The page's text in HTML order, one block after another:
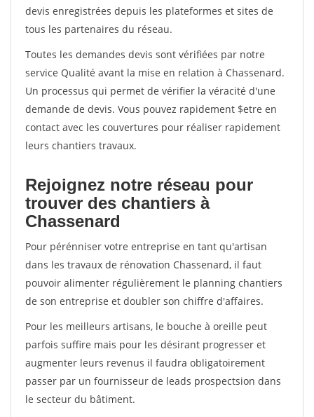
devis enregistrées depuis les plateformes et sites de
tous les partenaires du réseau.
Toutes les demandes devis sont vérifiées par notre
service Qualité avant la mise en relation à Chassenard.
Un processus qui permet de vérifier la véracité d'une
demande de devis. Vous pouvez rapidement $etre en
contact avec les couvertures pour réaliser rapidement
leurs chantiers travaux.
Rejoignez notre réseau pour
trouver des chantiers à
Chassenard
Pour pérénniser votre entreprise en tant qu'artisan
dans les travaux de rénovation Chassenard, il faut
pouvoir alimenter régulièrement le planning chantiers
de son entreprise et doubler son chiffre d'affaires.
Pour les meilleurs artisans, le bouche à oreille peut
parfois suffire mais pour les désirant progresser et
augmenter leurs revenus il faudra obligatoirement
passer par un fournisseur de leads prospectsion dans
le secteur du bâtiment.